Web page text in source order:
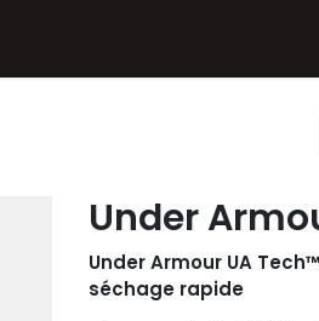
Under
Under Armour UA
séchage rapide